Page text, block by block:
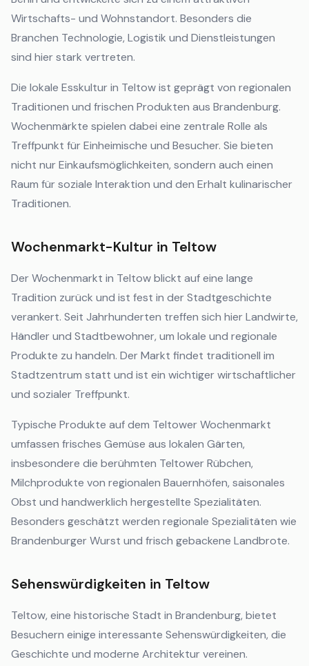
Wirtschafts- und Wohnstandort. Besonders die
Branchen Technologie, Logistik und Dienstleistungen
sind hier stark vertreten.
Die lokale Esskultur in Teltow ist geprägt von regionalen
Traditionen und frischen Produkten aus Brandenburg.
Wochenmärkte spielen dabei eine zentrale Rolle als
Treffpunkt für Einheimische und Besucher. Sie bieten
nicht nur Einkaufsmöglichkeiten, sondern auch einen
Raum für soziale Interaktion und den Erhalt kulinarischer
Traditionen.
Wochenmarkt-Kultur in Teltow
Der Wochenmarkt in Teltow blickt auf eine lange
Tradition zurück und ist fest in der Stadtgeschichte
verankert. Seit Jahrhunderten treffen sich hier Landwirte,
Händler und Stadtbewohner, um lokale und regionale
Produkte zu handeln. Der Markt findet traditionell im
Stadtzentrum statt und ist ein wichtiger wirtschaftlicher
und sozialer Treffpunkt.
Typische Produkte auf dem Teltower Wochenmarkt
umfassen frisches Gemüse aus lokalen Gärten,
insbesondere die berühmten Teltower Rübchen,
Milchprodukte von regionalen Bauernhöfen, saisonales
Obst und handwerklich hergestellte Spezialitäten.
Besonders geschätzt werden regionale Spezialitäten wie
Brandenburger Wurst und frisch gebackene Landbrote.
Sehenswürdigkeiten in Teltow
Teltow, eine historische Stadt in Brandenburg, bietet
Besuchern einige interessante Sehenswürdigkeiten, die
Geschichte und moderne Architektur vereinen.